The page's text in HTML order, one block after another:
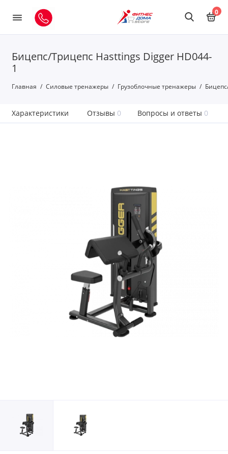
0
Бицепс/Трицепс Hasttings Digger HD044-
1
Главная Силовые тренажеры Грузоблочные тренажеры
Характеристики Отзывы 0 Вопросы и ответы 0